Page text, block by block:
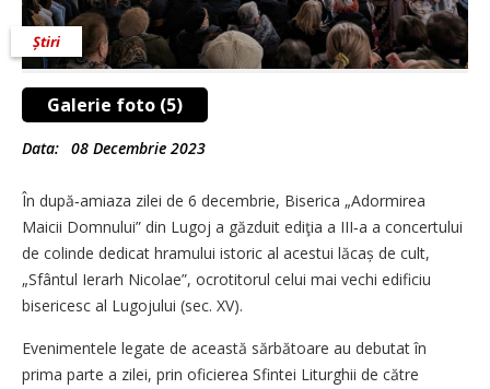
Galerie foto (5)
Știri
Data: 08 Decembrie 2023
În după‑amiaza zilei de 6 decembrie, Biserica „Adormirea
Maicii Domnului” din Lugoj a găzduit ediţia a III‑a a concertului
de colinde dedicat hramului istoric al acestui lăcaș de cult,
„Sfântul Ierarh Nicolae”, ocrotitorul celui mai vechi edificiu
bisericesc al Lugojului (sec. XV).
Evenimentele legate de această sărbătoare au debutat în
prima parte a zilei, prin oficierea Sfintei Liturghii de către